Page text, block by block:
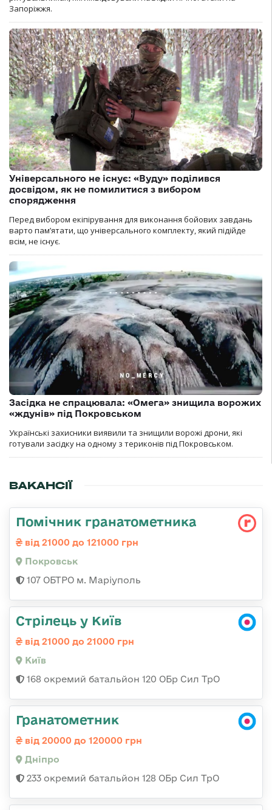
Запоріжжя.
Універсального не існує: «Вуду» поділився
досвідом, як не помилитися з вибором
спорядження
Перед вибором екіпірування для виконання бойових завдань
варто пам’ятати, що універсального комплекту, який підійде
всім, не існує.
Засідка не спрацювала: «Омега» знищила ворожих
«ждунів» під Покровськом
Українські захисники виявили та знищили ворожі дрони, які
готували засідку на одному з териконів під Покровськом.
ВАКАНСІЇ
Помічник гранатометника
від 21000 до 121000 грн
Покровськ
107 ОБТРО м. Маріуполь
Стрілець у Київ
від 21000 до 21000 грн
Київ
168 окремий батальйон 120 ОБр Cил ТрО
Гранатометник
від 20000 до 120000 грн
Дніпро
233 окремий батальйон 128 ОБр Сил ТрО